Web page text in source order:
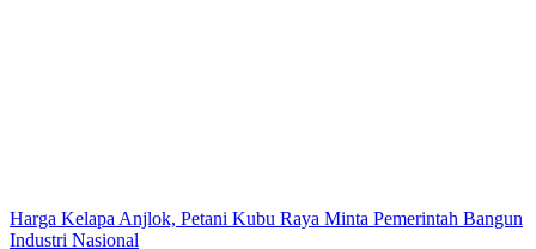
Harga Kelapa Anjlok, Petani Kubu Raya Minta Pemerintah Bangun
Industri Nasional